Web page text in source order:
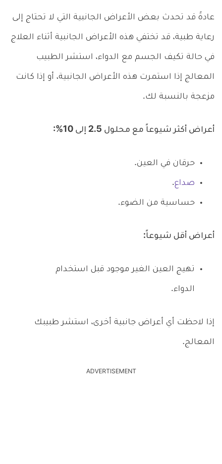
عادةً قد تحدث بعض الأعراض الجانبية التي لا تحتاج إلى
رعاية طبية، قد تختفي هذه الأعراض الجانبية أثناء العلاج
في حالة تكيف الجسم مع الدواء، استشر الطبيب
المعالج إذا استمرت هذه الأعراض الجانبية، أو إذا كانت
مزعجة بالنسبة لك.
أعراض أكثر شيوعاً مع محلول 2.5 إلى 10%:
حرقان في العين.
صداع.
حساسية من الضوء.
أعراض أقل شيوعاً:
تهيج العين الغير موجود قبل استخدام
الدواء.
إذا لاحظت أي أعراض جانبية أخرى، استشر طبيبك
المعالج.
ADVERTISEMENT